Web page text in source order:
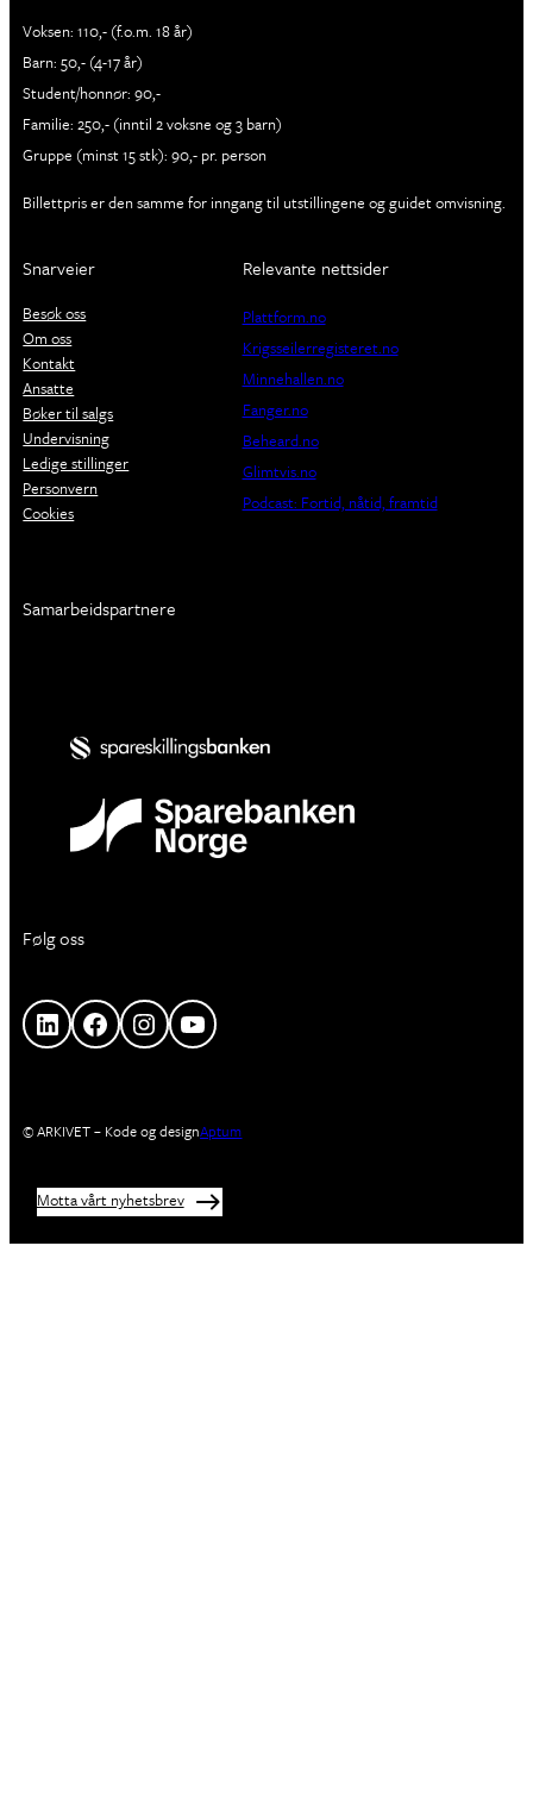
Voksen: 110,- (f.o.m. 18 år)
Barn: 50,- (4-17 år)
Student/honnør: 90,-
Familie: 250,- (inntil 2 voksne og 3 barn)
Gruppe (minst 15 stk): 90,- pr. person
Billettpris er den samme for inngang til utstillingene og guidet omvisning.
Snarveier
Besøk oss
Om oss
Kontakt
Ansatte
Bøker til salgs
Undervisning
Ledige stillinger
Personvern
Cookies
Relevante nettsider
Plattform.no
Krigsseilerregisteret.no
Minnehallen.no
Fanger.no
Beheard.no
Glimtvis.no
Podcast: Fortid, nåtid, framtid
Samarbeidspartnere
Følg oss
LinkedIn Facebook Instagram YouTube
© ARKIVET – Kode og designAptum
Motta vårt nyhetsbrev